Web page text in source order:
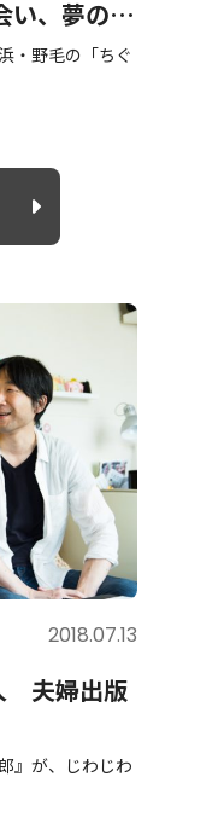
い、夢の叶
・野毛の「ちぐ
2018.07.13
夫婦出版
』が、じわじわ